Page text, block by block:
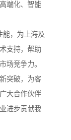
端化、智能
能，为上海及
支持，帮助
场竞争力。
突破，为客
大合作伙伴
进步贡献我